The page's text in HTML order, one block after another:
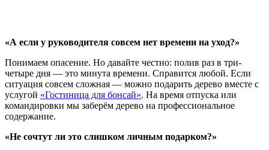
«А если у руководителя совсем нет времени на уход?»
Понимаем опасение. Но давайте честно: полив раз в три-
четыре дня — это минута времени. Справится любой. Если
ситуация совсем сложная — можно подарить дерево вместе с
услугой «Гостиница для бонсай». На время отпуска или
командировки мы заберём дерево на профессиональное
содержание.
«Не сочтут ли это слишком личным подарком?»